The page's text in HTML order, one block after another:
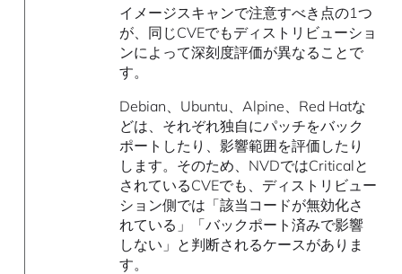
イメージスキャンで注意すべき点の1つ
が、同じCVEでもディストリビューショ
ンによって深刻度評価が異なることで
す。
Debian、Ubuntu、Alpine、Red Hatな
どは、それぞれ独自にパッチをバック
ポートしたり、影響範囲を評価したり
します。そのため、NVDではCriticalと
されているCVEでも、ディストリビュー
ション側では「該当コードが無効化さ
れている」「バックポート済みで影響
しない」と判断されるケースがありま
す。